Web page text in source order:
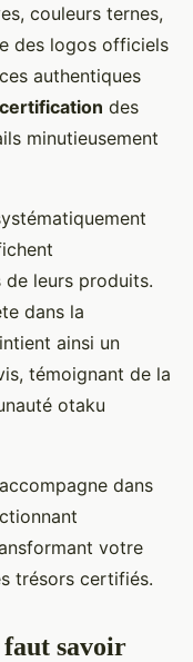
couleurs ternes,
des logos officiels
authentiques
des
minutieusement
leurs produits.
dans la
ainsi un
témoignant de la
otaku
dans
votre
trésors certifiés.
savoir